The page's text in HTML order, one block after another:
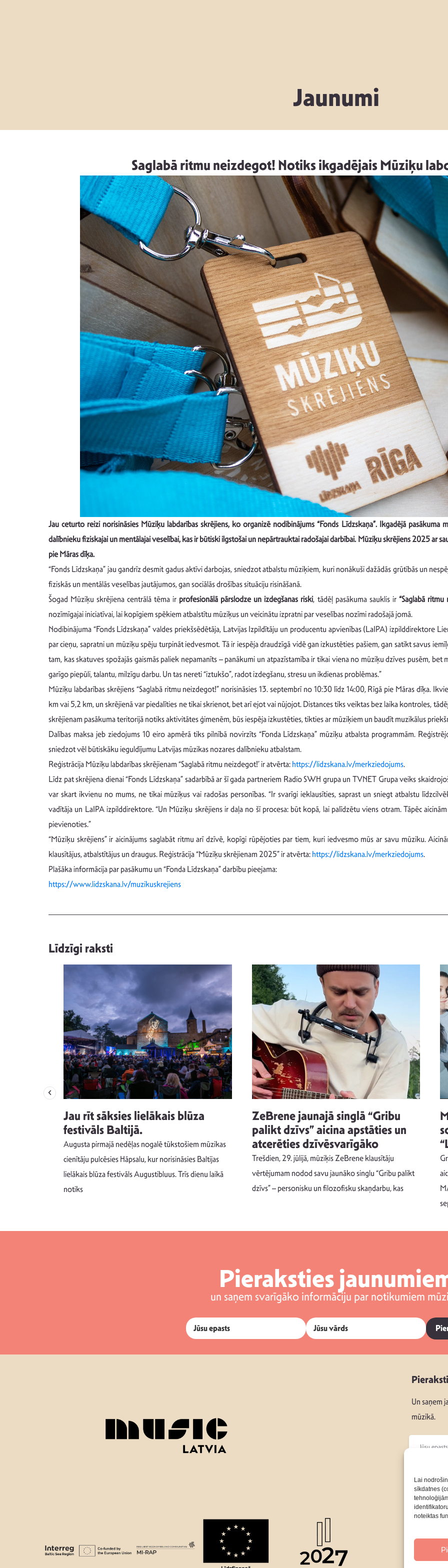
Lai
sīkdatnes
noteiktas
Jaunumi
Saglabā ritmu neizdegot! Notiks ikgadējais Mūziķu
Jau ceturto reizi norisināsies Mūziķu labdarības skrējiens, ko organizē nodibinājums “Fonds Līdzskaņa”. Ikgadējā pasākuma
dalībnieku fiziskajai un mentālajai veselībai, kas ir būtiski ilgstošai un nepārtrauktai radošajai darbībai. Mūziķu skrējiens 2025 ar
pie Māras dīķa.
“Fonds Līdzskaņa” jau gandrīz desmit gadus aktīvi darbojas, sniedzot atbalstu mūziķiem, kuri nonākuši dažādās grūtībās un
fiziskās un mentālās veselības jautājumos, gan sociālās drošības situāciju risināšanā.
Šogad Mūziķu skrējiena centrālā tēma ir profesionālā pārslodze un izdegšanas riski, tādēļ pasākuma sauklis ir “Saglabā ritmu
nozīmīgajai iniciatīvai, lai kopīgiem spēkiem atbalstītu mūziķus un veicinātu izpratni par veselības nozīmi radošajā jomā.
Nodibinājuma “Fonds Līdzskaņa” valdes priekšsēdētāja, Latvijas Izpildītāju un producentu apvienības (LaIPA) izpilddirektore
par cieņu, sapratni un mūziķu spēju turpināt iedvesmot. Tā ir iespēja draudzīgā vidē gan izkustēties pašiem, gan satikt savus
tam, kas skatuves spožajās gaismās paliek nepamanīts – panākumi un atpazīstamība ir tikai viena no mūziķu dzīves pusēm, bet
garīgo piepūli, talantu, milzīgu darbu. Un tas nereti “iztukšo”, radot izdegšanu, stresu un ikdienas problēmas.”
Mūziķu labdarības skrējiens “Saglabā ritmu neizdegot!” norisināsies 13. septembrī no 10:30 līdz 14:00, Rīgā pie Māras dīķa.
km vai 5,2 km, un skrējienā var piedalīties ne tikai skrienot, bet arī ejot vai nūjojot. Distances tiks veiktas bez laika kontroles,
skrējienam pasākuma teritorijā notiks aktivitātes ģimenēm, būs iespēja izkustēties, tikties ar mūziķiem un baudīt muzikālus
Dalības maksa jeb ziedojums 10 eiro apmērā tiks pilnībā novirzīts “Fonda Līdzskaņa” mūziķu atbalsta programmām.
sniedzot vēl būtiskāku ieguldījumu Latvijas mūzikas nozares dalībnieku atbalstam.
Reģistrācija Mūziķu labdarības skrējienam “Saglabā ritmu neizdegot!’ ir atvērta:https://lidzskana.lv/merkziedojums.
Līdz pat skrējiena dienai “Fonds Līdzskaņa” sadarbībā ar šī gada partneriem Radio SWH grupa un TVNET Grupa veiks
var skart ikvienu no mums, ne tikai mūziķus vai radošas personības. “Ir svarīgi ieklausīties, saprast un sniegt atbalstu
vadītāja un LaIPA izpilddirektore. “Un Mūziķu skrējiens ir daļa no šī procesa: būt kopā, lai palīdzētu viens otram. Tāpēc
pievienoties.”
“Mūziķu skrējiens” ir aicinājums saglabāt ritmu arī dzīvē, kopīgi rūpējoties par tiem, kuri iedvesmo mūs ar savu mūziku.
klausītājus, atbalstītājus un draugus. Reģistrācija “Mūziķu skrējienam 2025” ir atvērta:https://lidzskana.lv/merkziedojums.
Plašāka informācija par pasākumu un “Fonda Līdzskaņa” darbību pieejama:
https://www.lidzskana.lv/muzikuskrejiens
Līdzīgi raksti
Jau rīt sāksies lielākais blūza
festivāls Baltijā.
Augusta pirmajā nedēļas nogalē tūkstošiem mūzikas
cienītāju pulcēsies Hāpsalu, kur norisināsies Baltijas
lielākais blūza festivāls Augustibluus. Trīs dienu laikā
notiks
ZeBrene jaunajā singlā “Gribu
palikt dzīvs” aicina apstāties un
atcerēties dzīvēsvarīgāko
Trešdien, 29. jūlijā, mūziķis ZeBrene klausītāju
vērtējumam nodod savu jaunāko singlu “Gribu palikt
dzīvs” – personisku un filozofisku skaņdarbu, kas
Pieraksties
un saņem svarīgāko informāciju par notikumiem
Un saņem
mūzikā.
Seko
Par Mums